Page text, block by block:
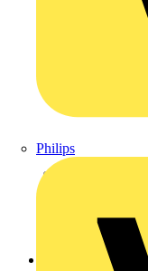
Philips